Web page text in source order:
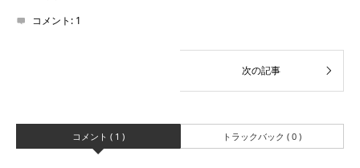
コメント: 1
コメント ( 1 ) トラックバック ( 0 )